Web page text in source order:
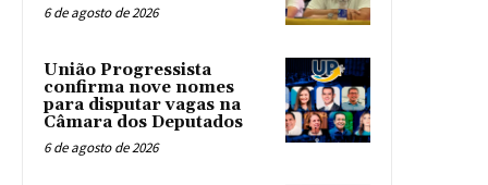
6 de agosto de 2026
União Progressista
confirma nove nomes
para disputar vagas na
Câmara dos Deputados
6 de agosto de 2026